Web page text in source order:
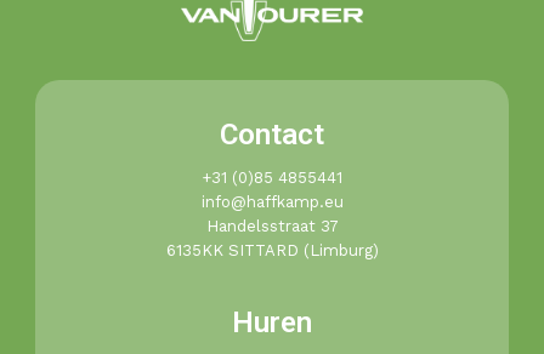
Contact
+31 (0)85 4855441​
info@haffkamp.eu​
Handelsstraat 37
6135KK SITTARD (Limburg)
Huren